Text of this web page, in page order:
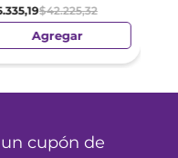
.335,19$42.225,32
Agregar
cupón de